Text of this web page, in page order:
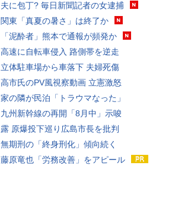
夫に包丁? 毎日新聞記者の女逮捕
関東「真夏の暑さ」は終了か
「泥酔者」熊本で通報が頻発か
高速に自転車侵入 路側帯を逆走
立体駐車場から車落下 夫婦死傷
高市氏のPV風視察動画 立憲激怒
家の隣が民泊「トラウマなった」
九州新幹線の再開「8月中」示唆
露 原爆投下巡り広島市長を批判
無期刑の「終身刑化」傾向続く
藤原竜也「労務改善」をアピール